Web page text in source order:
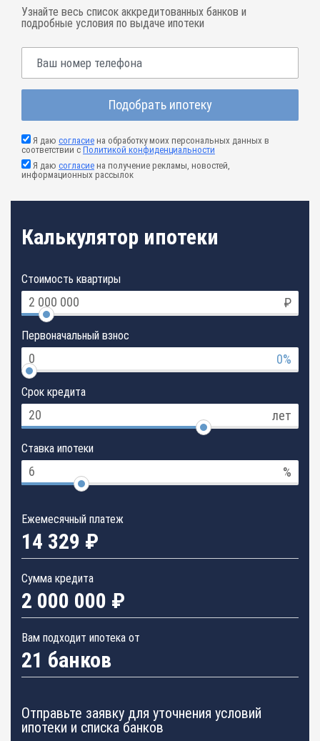
Узнайте весь список аккредитованных банков и
подробные условия по выдаче ипотеки
Подобрать ипотеку
Я даю согласие на обработку моих персональных данных в
соответствии с Политикой конфиденциальности
Я даю согласие на получение рекламы, новостей,
информационных рассылок
Калькулятор ипотеки
Стоимость квартиры
₽
Первоначальный взнос
0%
Срок кредита
лет
Ставка ипотеки
%
Ежемесячный платеж
14 329 ₽
Сумма кредита
2 000 000 ₽
Вам подходит ипотека от
21 банков
Отправьте заявку для уточнения условий
ипотеки и списка банков